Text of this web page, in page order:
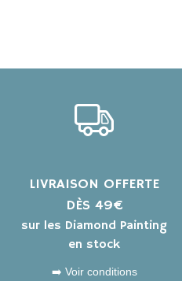
LIVRAISON OFFERTE
DÈS 49€
sur les Diamond Painting
en stock
➡️ Voir conditions